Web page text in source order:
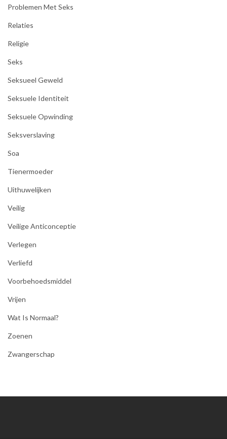
Problemen Met Seks
Relaties
Religie
Seks
Seksueel Geweld
Seksuele Identiteit
Seksuele Opwinding
Seksverslaving
Soa
Tienermoeder
Uithuwelijken
Veilig
Veilige Anticonceptie
Verlegen
Verliefd
Voorbehoedsmiddel
Vrijen
Wat Is Normaal?
Zoenen
Zwangerschap